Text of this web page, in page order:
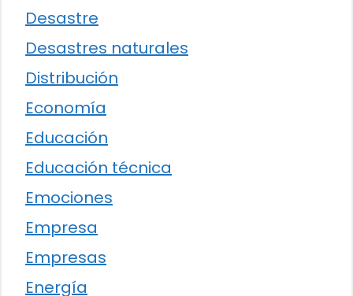
Desastre
Desastres naturales
Distribución
Economía
Educación
Educación técnica
Emociones
Empresa
Empresas
Energía